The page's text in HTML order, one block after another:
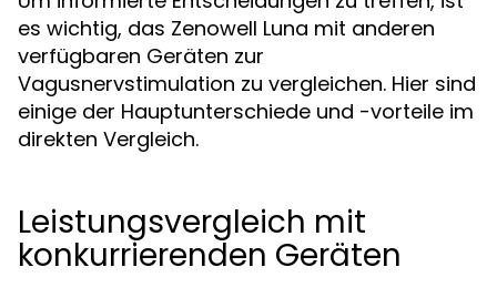
es wichtig, das Zenowell Luna mit anderen
verfügbaren Geräten zur
Vagusnervstimulation zu vergleichen. Hier sind
einige der Hauptunterschiede und -vorteile im
direkten Vergleich.
Leistungsvergleich mit
konkurrierenden Geräten